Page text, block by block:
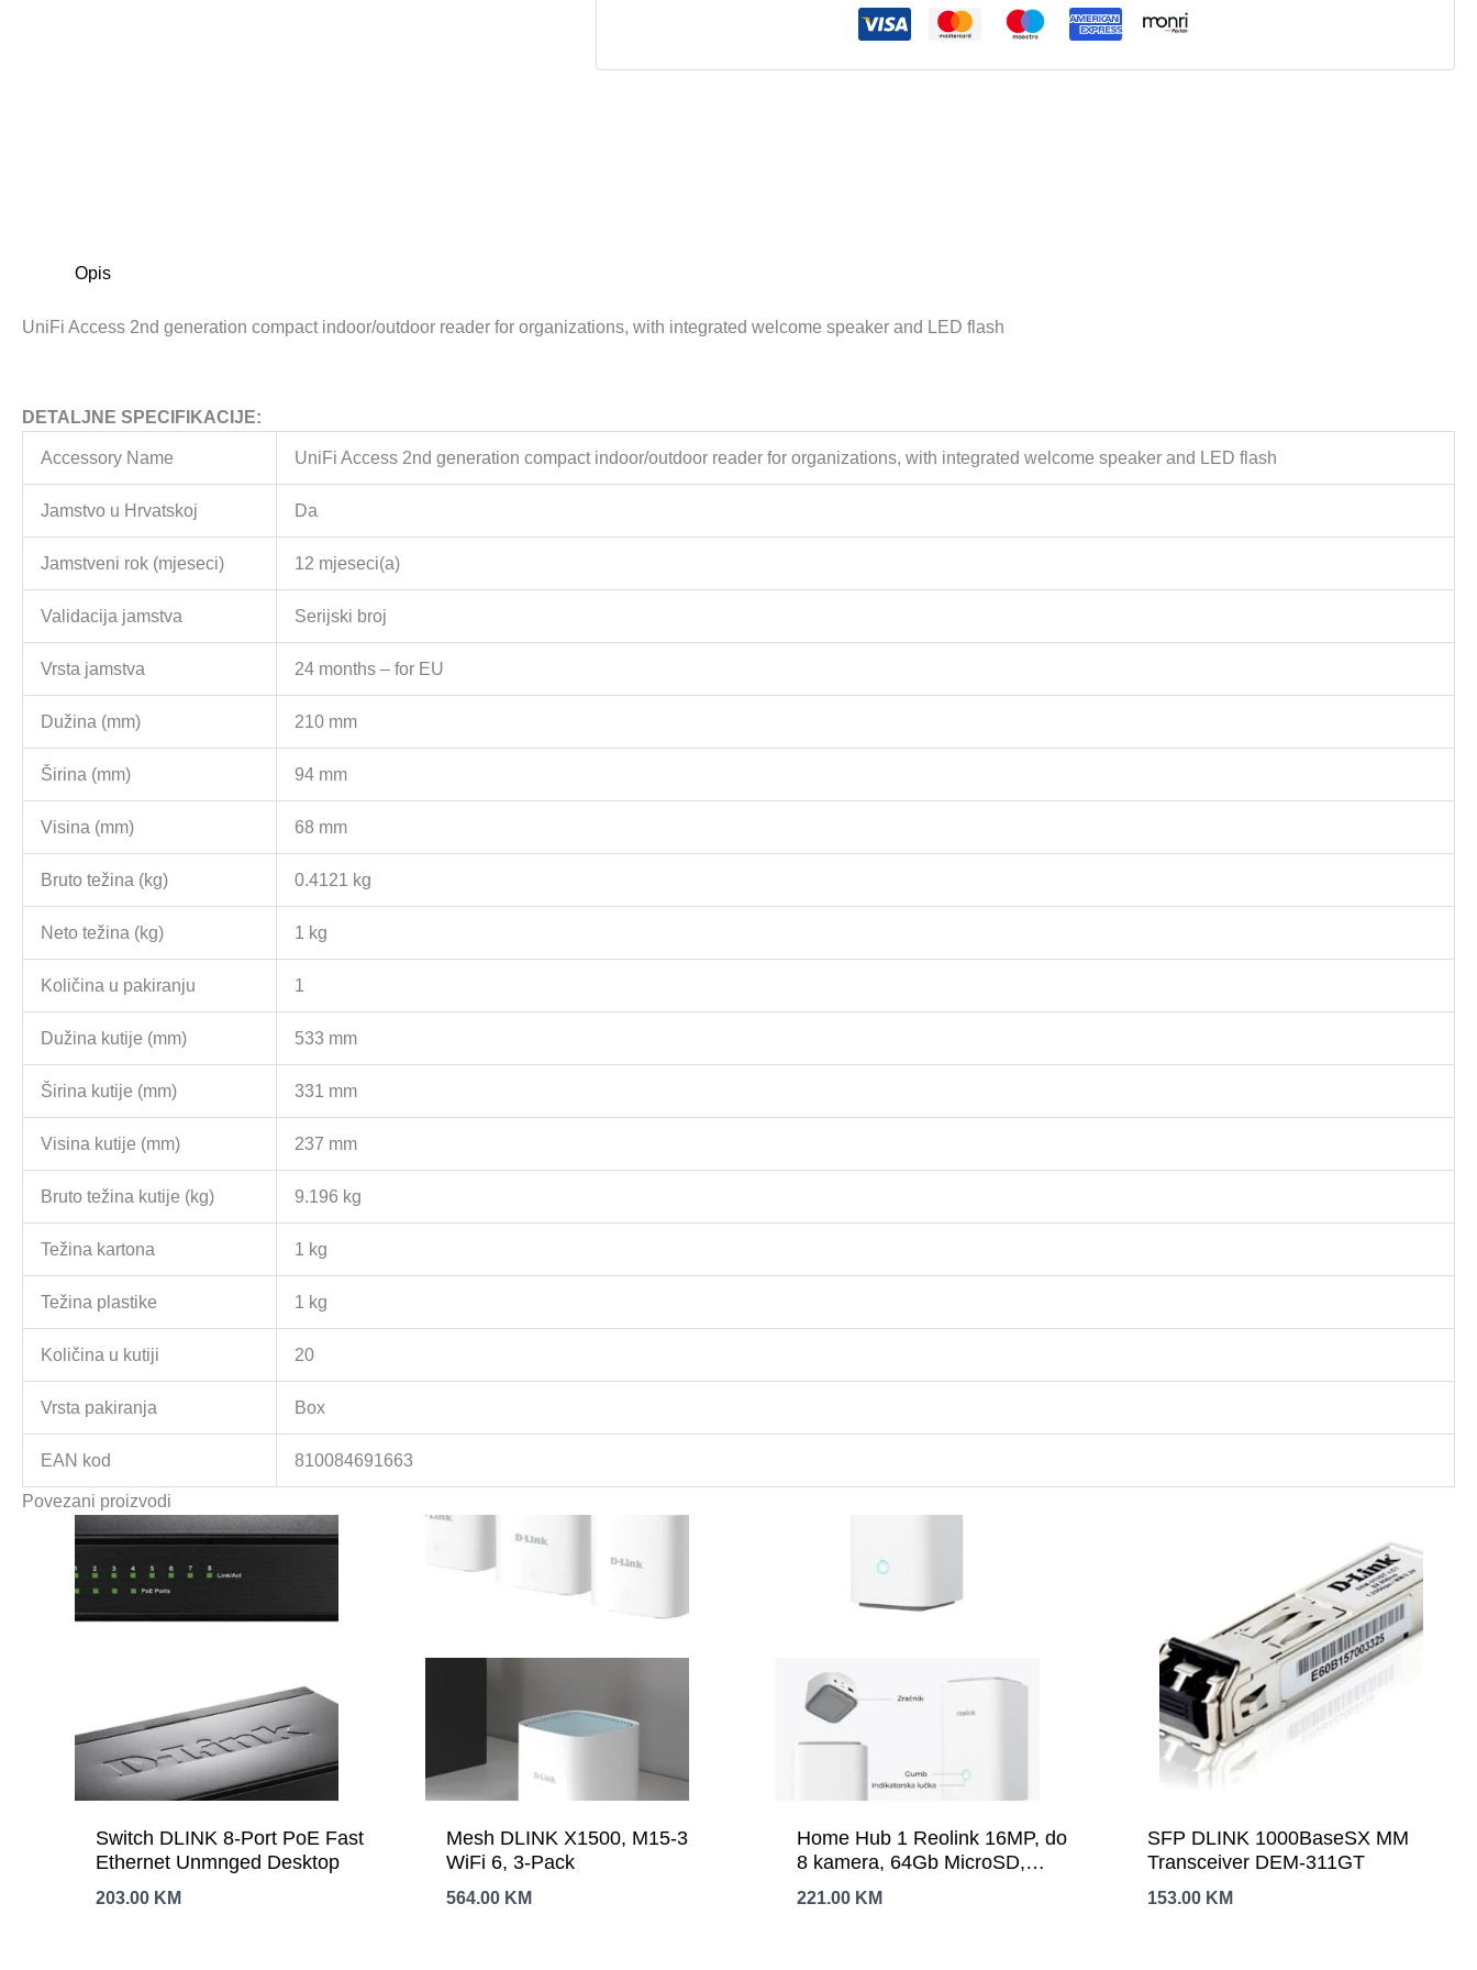
indoor/outdoor
Opis
UniFi Access 2nd generation compact indoor/outdoor reader for organizations, with integrated welcome speaker and LED flash
DETALJNE SPECIFIKACIJE:
Accessory Name UniFi Access 2nd generation compact indoor/outdoor reader for organizations, with integrated welcome speaker and LED flash
Jamstvo u Hrvatskoj Da
Jamstveni rok (mjeseci) 12 mjeseci(a)
Validacija jamstva Serijski broj
Vrsta jamstva 24 months – for EU
Dužina (mm) 210 mm
Širina (mm) 94 mm
Visina (mm) 68 mm
Bruto težina (kg) 0.4121 kg
Neto težina (kg) 1 kg
Količina u pakiranju 1
Dužina kutije (mm) 533 mm
Širina kutije (mm) 331 mm
Visina kutije (mm) 237 mm
Bruto težina kutije (kg) 9.196 kg
Težina kartona 1 kg
Težina plastike 1 kg
Količina u kutiji 20
Vrsta pakiranja Box
EAN kod 810084691663
Povezani proizvodi
Switch DLINK 8-Port PoE Fast
Ethernet Unmnged Desktop
203.00 KM
Mesh DLINK X1500, M15-3
WiFi 6, 3-Pack
564.00 KM
Home Hub 1 Reolink 16MP, do
8 kamera, 64Gb MicroSD,
nadogradnja do 1TB
221.00 KM
SFP DLINK 1000BaseSX MM
Transceiver DEM-311GT
153.00 KM